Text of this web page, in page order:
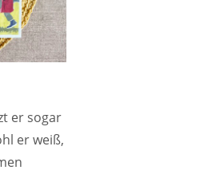
er sogar
er weiß,